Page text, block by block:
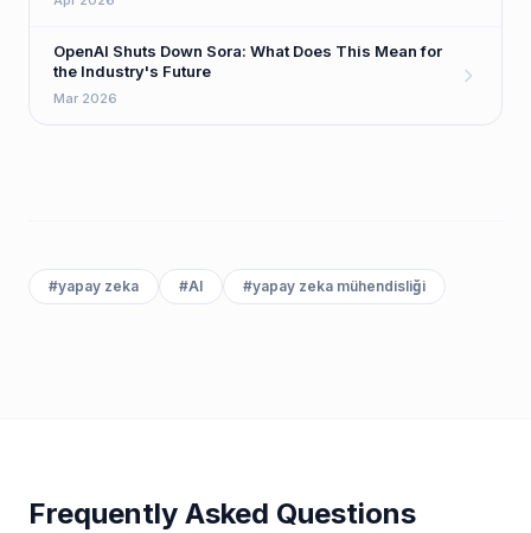
OpenAI Shuts Down Sora: What Does This Mean for
the Industry's Future
Mar 2026
#yapay zeka #AI #yapay zeka mühendisliği
Frequently Asked Questions